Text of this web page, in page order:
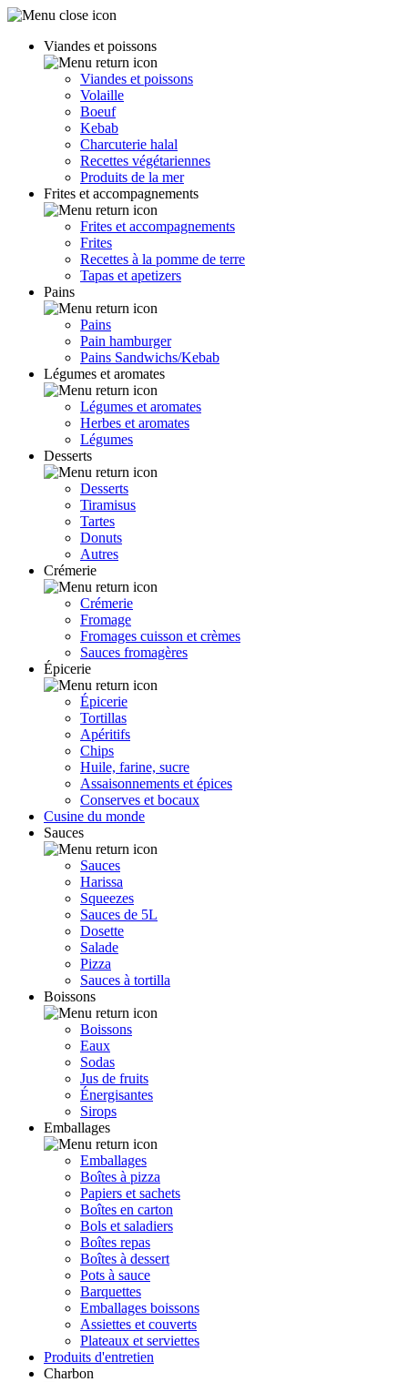
Viandes et poissons
Viandes et poissons
Volaille
Boeuf
Kebab
Charcuterie halal
Recettes végétariennes
Produits de la mer
Frites et accompagnements
Frites et accompagnements
Frites
Recettes à la pomme de terre
Tapas et apetizers
Pains
Pains
Pain hamburger
Pains Sandwichs/Kebab
Légumes et aromates
Légumes et aromates
Herbes et aromates
Légumes
Desserts
Desserts
Tiramisus
Tartes
Donuts
Autres
Crémerie
Crémerie
Fromage
Fromages cuisson et crèmes
Sauces fromagères
Épicerie
Épicerie
Tortillas
Apéritifs
Chips
Huile, farine, sucre
Assaisonnements et épices
Conserves et bocaux
Cusine du monde
Sauces
Sauces
Harissa
Squeezes
Sauces de 5L
Dosette
Salade
Pizza
Sauces à tortilla
Boissons
Boissons
Eaux
Sodas
Jus de fruits
Énergisantes
Sirops
Emballages
Emballages
Boîtes à pizza
Papiers et sachets
Boîtes en carton
Bols et saladiers
Boîtes repas
Boîtes à dessert
Pots à sauce
Barquettes
Emballages boissons
Assiettes et couverts
Plateaux et serviettes
Produits d'entretien
Charbon